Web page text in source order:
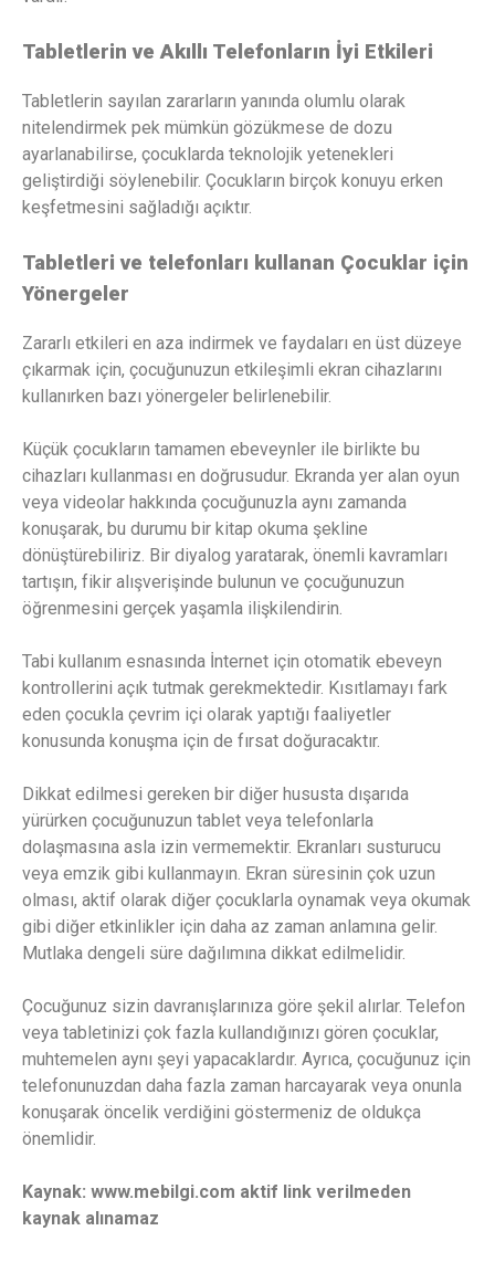
Tabletlerin ve Akıllı Telefonların İyi Etkileri
Tabletlerin sayılan zararların yanında olumlu olarak
nitelendirmek pek mümkün gözükmese de dozu
ayarlanabilirse, çocuklarda teknolojik yetenekleri
geliştirdiği söylenebilir. Çocukların birçok konuyu erken
keşfetmesini sağladığı açıktır.
Tabletleri ve telefonları kullanan Çocuklar için
Yönergeler
Zararlı etkileri en aza indirmek ve faydaları en üst düzeye
çıkarmak için, çocuğunuzun etkileşimli ekran cihazlarını
kullanırken bazı yönergeler belirlenebilir.
Küçük çocukların tamamen ebeveynler ile birlikte bu
cihazları kullanması en doğrusudur. Ekranda yer alan oyun
veya videolar hakkında çocuğunuzla aynı zamanda
konuşarak, bu durumu bir kitap okuma şekline
dönüştürebiliriz. Bir diyalog yaratarak, önemli kavramları
tartışın, fikir alışverişinde bulunun ve çocuğunuzun
öğrenmesini gerçek yaşamla ilişkilendirin.
Tabi kullanım esnasında İnternet için otomatik ebeveyn
kontrollerini açık tutmak gerekmektedir. Kısıtlamayı fark
eden çocukla çevrim içi olarak yaptığı faaliyetler
konusunda konuşma için de fırsat doğuracaktır.
Dikkat edilmesi gereken bir diğer hususta dışarıda
yürürken çocuğunuzun tablet veya telefonlarla
dolaşmasına asla izin vermemektir. Ekranları susturucu
veya emzik gibi kullanmayın. Ekran süresinin çok uzun
olması, aktif olarak diğer çocuklarla oynamak veya okumak
gibi diğer etkinlikler için daha az zaman anlamına gelir.
Mutlaka dengeli süre dağılımına dikkat edilmelidir.
Çocuğunuz sizin davranışlarınıza göre şekil alırlar. Telefon
veya tabletinizi çok fazla kullandığınızı gören çocuklar,
muhtemelen aynı şeyi yapacaklardır. Ayrıca, çocuğunuz için
telefonunuzdan daha fazla zaman harcayarak veya onunla
konuşarak öncelik verdiğini göstermeniz de oldukça
önemlidir.
Kaynak: www.mebilgi.com aktif link verilmeden
kaynak alınamaz